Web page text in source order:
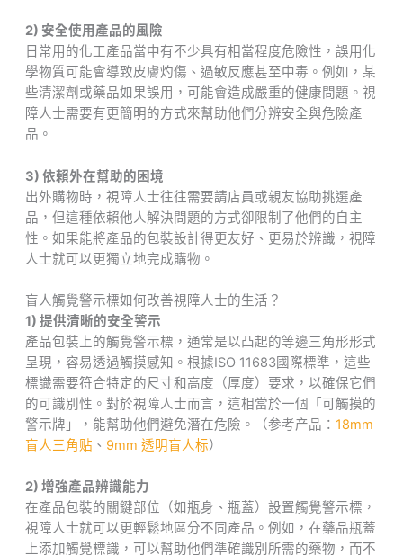
2) 安全使用產品的風險
日常用的化工產品當中有不少具有相當程度危險性，誤用化
學物質可能會導致皮膚灼傷、過敏反應甚至中毒。例如，某
些清潔劑或藥品如果誤用，可能會造成嚴重的健康問題。視
障人士需要有更簡明的方式來幫助他們分辨安全與危險產
品。
3) 依賴外在幫助的困境
出外購物時，視障人士往往需要請店員或親友協助挑選產
品，但這種依賴他人解決問題的方式卻限制了他們的自主
性。如果能將產品的包裝設計得更友好、更易於辨識，視障
人士就可以更獨立地完成購物。
盲人觸覺警示標如何改善視障人士的生活？
1) 提供清晰的安全警示
產品包裝上的觸覺警示標，通常是以凸起的等邊三角形形式
呈現，容易透過觸摸感知。根據ISO 11683國際標準，這些
標識需要符合特定的尺寸和高度（厚度）要求，以確保它們
的可識別性。對於視障人士而言，這相當於一個「可觸摸的
警示牌」，能幫助他們避免潛在危險。（参考产品： 18mm
盲人三角贴 、 9mm 透明盲人标）
2) 增強產品辨識能力
在產品包裝的關鍵部位（如瓶身、瓶蓋）設置觸覺警示標，
視障人士就可以更輕鬆地區分不同產品。例如，在藥品瓶蓋
上添加觸覺標識，可以幫助他們準確識別所需的藥物，而不